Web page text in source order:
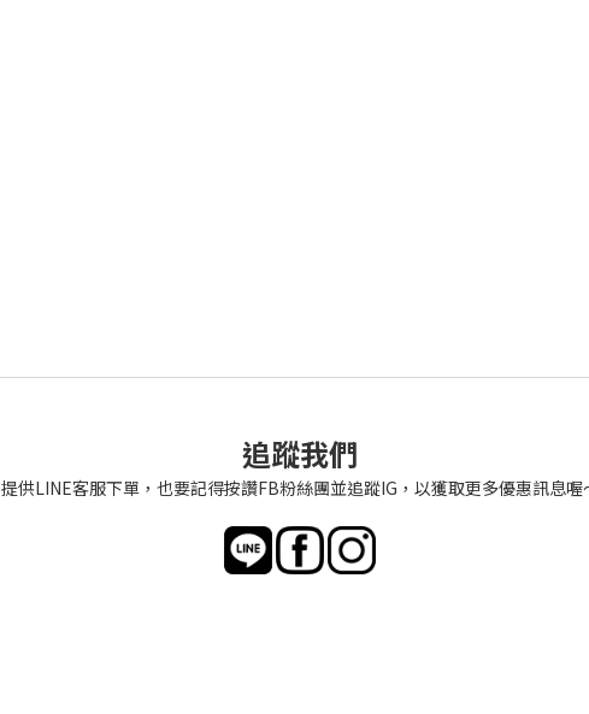
追蹤我們
提供LINE客服下單，也要記得按讚FB粉絲團並追蹤IG，以獲取更多優惠訊息喔